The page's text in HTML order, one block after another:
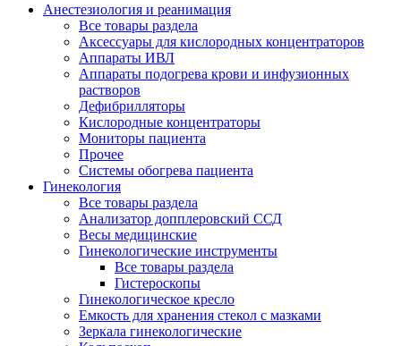
Анестезиология и реанимация
Все товары раздела
Аксессуары для кислородных концентраторов
Аппараты ИВЛ
Аппараты подогрева крови и инфузионных
растворов
Дефибрилляторы
Кислородные концентраторы
Мониторы пациента
Прочее
Системы обогрева пациента
Гинекология
Все товары раздела
Анализатор допплеровский ССД
Весы медицинские
Гинекологические инструменты
Все товары раздела
Гистероскопы
Гинекологическое кресло
Емкость для хранения стекол с мазками
Зеркала гинекологические